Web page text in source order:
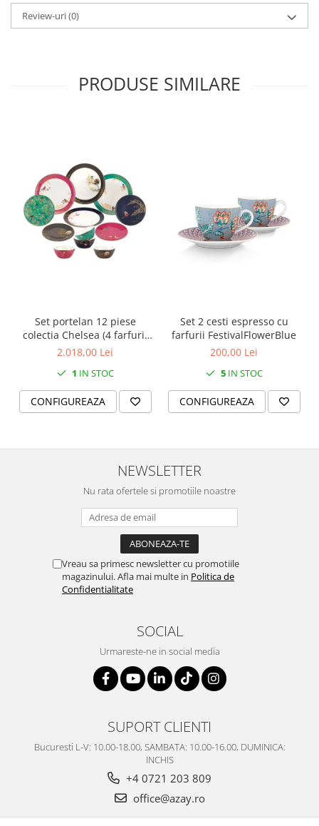
PATCHWORK WILLOW
BLUE LILY
FLORENTINE TURQUOISE
RENAISSANCE RED
SERENDIPITY WHITE
FLOWER FESTIVAL BLUE
FLOWER FESTIVAL RED
LOVE BIRDS
Renaissance Grey
Royal White
CHIQUE STRIPES GALBEN
CHIQUE GALBEN
Review-uri(0)
PRODUSE SIMILARE
Set portelan 12 piese
colectia Chelsea (4 farfurii
28 cm, 4 farfuri 20 cm si 4
2.018,00 Lei
1 IN STOC
CONFIGUREAZA
Set 2 cesti espresso cu
farfurii FestivalFlowerBlue
200,00 Lei
5IN STOC
CONFIGUREAZA
NEWSLETTER
Nu rata ofertele si promotiile noastre
Vreau sa primesc newsletter cu promotiile
magazinului. Afla mai multe in Politica de
Confidentialitate
SOCIAL
Urmareste-ne in social media
SUPORT CLIENTI
Bucuresti L-V: 10.00-18.00, SAMBATA: 10.00-16.00, DUMINICA:
INCHIS
+4 0721 203 809
office@azay.ro